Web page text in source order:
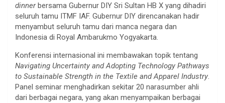
dinnerbersama Gubernur DIY Sri Sultan HB X yang dihadiri
seluruh tamu ITMF IAF. Gubernur DIY direncanakan hadir
menyambut seluruh tamu dari manca negara dan
Indonesia di Royal Ambarukmo Yogyakarta.
Konferensi internasional ini membawakan topik tentang
Navigating Uncertainty and Adopting Technology Pathways
to Sustainable Strength in the Textile and Apparel Industry
Panel seminar menghadirkan sekitar 20 narasumber ahli
dari berbagai negara, yang akan menyampaikan berbagai